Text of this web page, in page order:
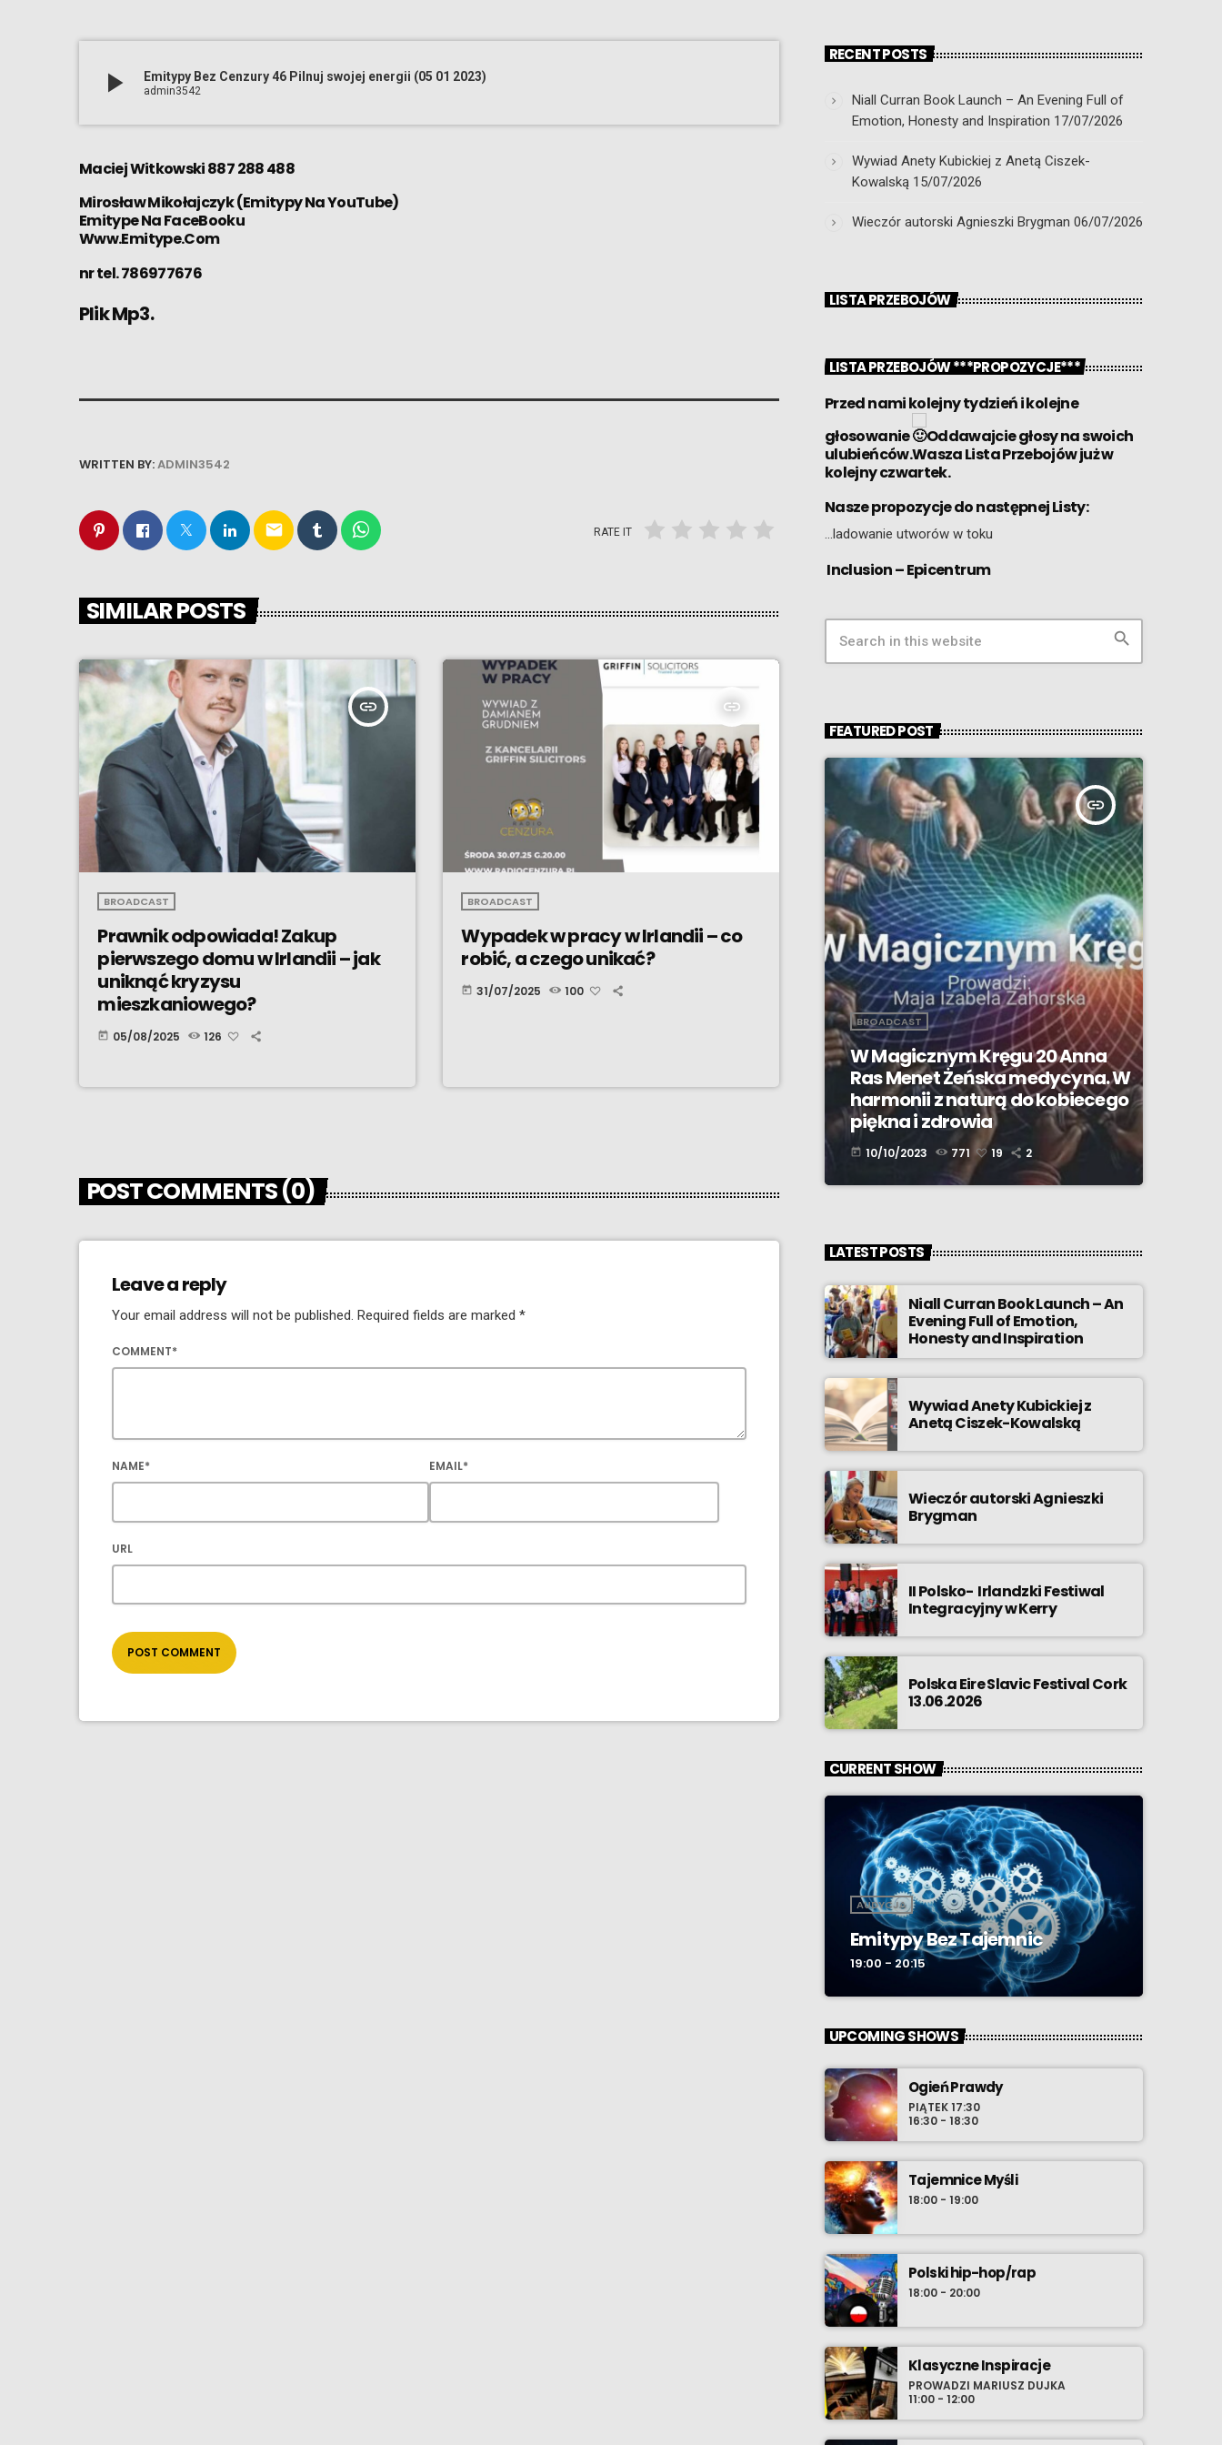
play_arrow Emitypy Bez Cenzury 46 Pilnuj swojej energii (05 01 2023)
admin3542
Maciej Witkowski 887 288 488
Mirosław Mikołajczyk(Emitypy Na YouTube)
Emitype Na FaceBooku
Www.Emitype.Com
nr tel. 786977676
Plik Mp3.
WRITTEN BY:ADMIN3542
email RATE IT
SIMILAR POSTS
insert_link
BROADCAST
Prawnik odpowiada! Zakup
pierwszego domu w Irlandii – jak
uniknąć kryzysu
mieszkaniowego?
today 05/08/2025 126
insert_link
BROADCAST
Wypadek w pracy w Irlandii – co
robić, a czego unikać?
today 31/07/2025 100
POST COMMENTS (0)
Leave a reply
Your email address will not be published. Required fields are marked *
COMMENT*
NAME* EMAIL*
URL
RECENT POSTS
Niall Curran Book Launch – An Evening Full of
Emotion, Honesty and Inspiration 17/07/2026
Wywiad Anety Kubickiej z Anetą Ciszek-
Kowalską 15/07/2026
Wieczór autorski Agnieszki Brygman 06/07/2026
LISTA PRZEBOJÓW
LISTA PRZEBOJÓW ***PROPOZYCJE***
Przed nami kolejny tydzień i kolejne
głosowanie
Oddawajcie głosy na swoich
ulubieńców.Wasza Lista Przebojów już w
kolejny czwartek.
Nasze propozycje do następnej Listy:
…ladowanie utworów w toku
Inclusion – Epicentrum
search
FEATURED POST
insert_link
BROADCAST
W Magicznym Kręgu 20 Anna
Ras Menet Żeńska medycyna. W
harmonii z naturą do kobiecego
piękna i zdrowia
today 10/10/2023 771 19 2
LATEST POSTS
Niall Curran Book Launch – An
Evening Full of Emotion,
Honesty and Inspiration
Wywiad Anety Kubickiej z
Anetą Ciszek-Kowalską
Wieczór autorski Agnieszki
Brygman
II Polsko- Irlandzki Festiwal
Integracyjny w Kerry
Polska Eire Slavic Festival Cork
13.06.2026
CURRENT SHOW
AUDYCJA
Emitypy Bez Tajemnic
19:00 - 20:15
UPCOMING SHOWS
Ogień Prawdy
PIĄTEK 17:30
16:30 - 18:30
Tajemnice Myśli
18:00 - 19:00
Polski hip-hop/rap
18:00 - 20:00
Klasyczne Inspiracje
PROWADZI MARIUSZ DUJKA
11:00 - 12:00